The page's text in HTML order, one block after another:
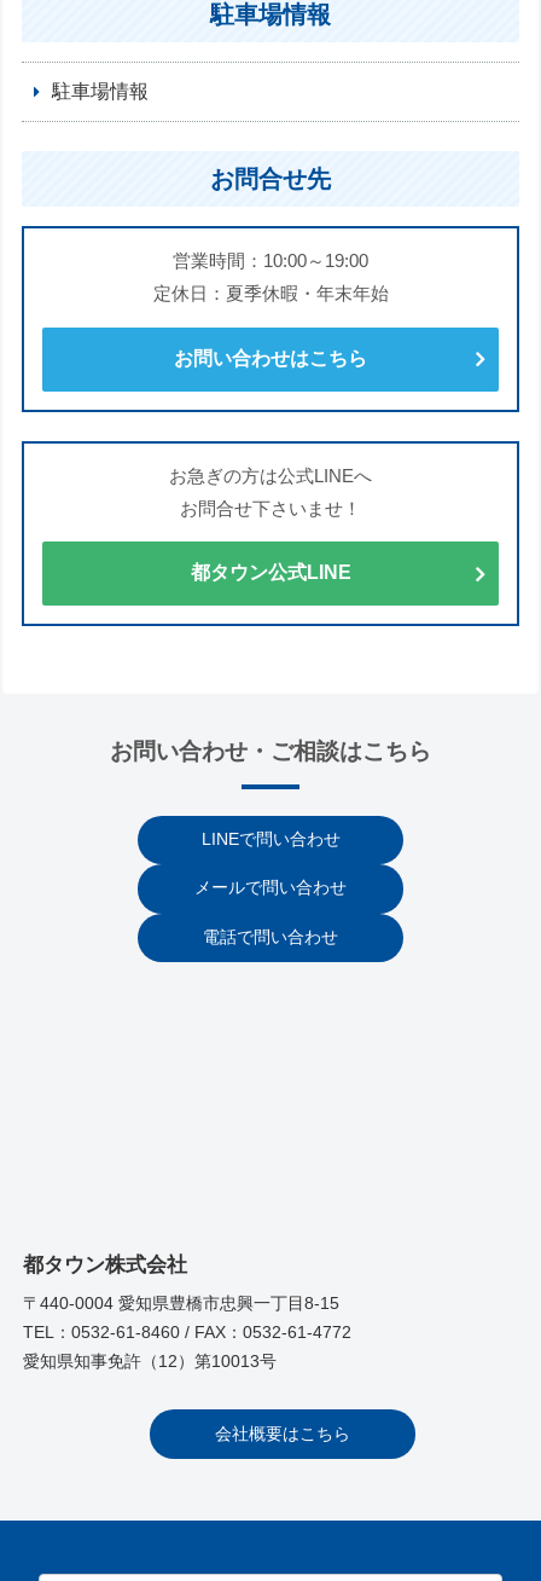
駐車場情報
駐車場情報
お問合せ先
営業時間：10:00～19:00
定休日：夏季休暇・年末年始
お問い合わせはこちら
お急ぎの方は公式LINEへ
お問合せ下さいませ！
都タウン公式LINE
お問い合わせ・ご相談はこちら
LINEで問い合わせ
メールで問い合わせ
電話で問い合わせ
都タウン株式会社
〒440-0004 愛知県豊橋市忠興一丁目8-15
TEL：0532-61-8460 / FAX：0532-61-4772
愛知県知事免許（12）第10013号
会社概要はこちら